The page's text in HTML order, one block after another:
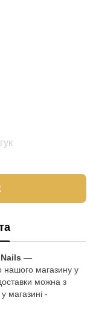
—
нашого магазину у
можна з
магазині -